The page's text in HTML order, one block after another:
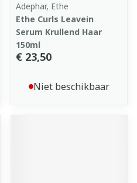
Adephar, Ethe
Ethe Curls Leavein
Serum Krullend Haar
150ml
€ 23,50
Niet beschikbaar